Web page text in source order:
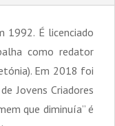
1992. É licenciado
como redator
Em 2018 foi
Jovens Criadores
que diminuía” é